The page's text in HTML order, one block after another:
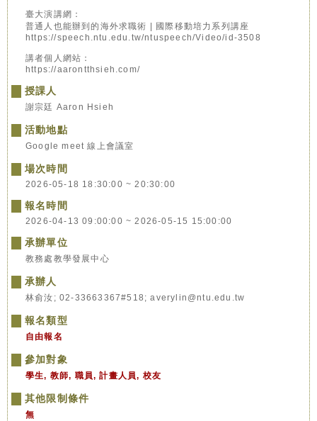
臺大演講網：
普通人也能辦到的海外求職術 | 國際移動培力系列講座
https://speech.ntu.edu.tw/ntuspeech/Video/id-3508
講者個人網站：
https://aarontthsieh.com/
授課人
謝宗廷 Aaron Hsieh
活動地點
Google meet 線上會議室
場次時間
2026-05-18 18:30:00 ~ 20:30:00
報名時間
2026-04-13 09:00:00 ~ 2026-05-15 15:00:00
承辦單位
教務處教學發展中心
承辦人
林俞汝; 02-33663367#518; averylin@ntu.edu.tw
報名類型
自由報名
參加對象
學生, 教師, 職員, 計畫人員, 校友
其他限制條件
無